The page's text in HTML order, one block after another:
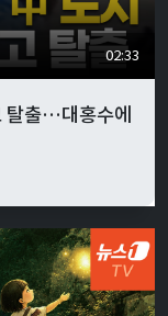
02:33
탈출…대홍수에